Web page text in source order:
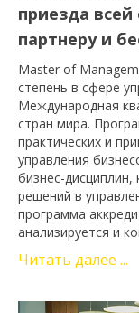
приезда
партнеру и
Master of
степень в сфере
Международная
стран мира.
практических и
управления
бизнес-
решений в
программа
анализируется и
Читать далее ...